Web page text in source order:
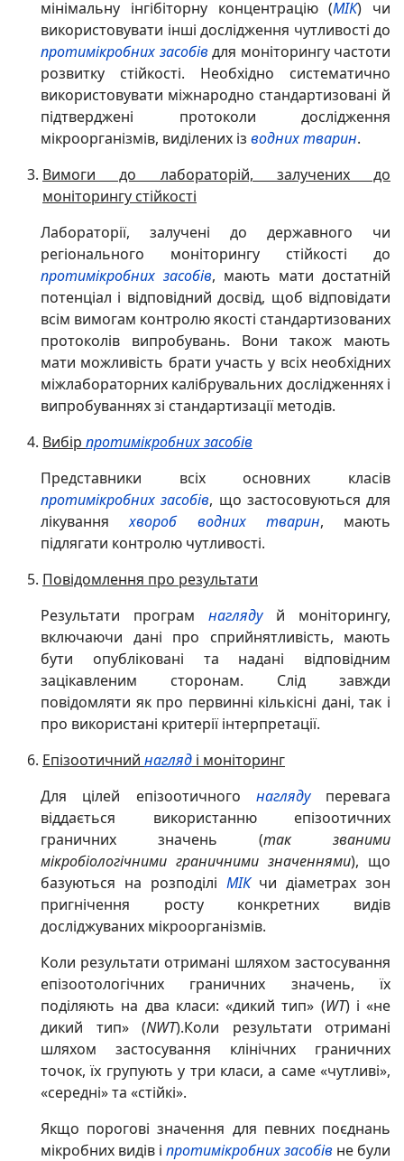
мінімальну інгібіторну концентрацію (МІК) чи
використовувати інші дослідження чутливості до
протимікробних засобівдля моніторингу частоти
розвитку стійкості. Необхідно систематично
використовувати міжнародно стандартизовані й
підтверджені протоколи дослідження
мікроорганізмів, виділених із водних тварин.
Вимоги до лабораторій, залучених до
моніторингу стійкості
Лабораторії, залучені до державного чи
регіонального моніторингу стійкості до
протимікробних засобів, мають мати достатній
потенціал і відповідний досвід, щоб відповідати
всім вимогам контролю якості стандартизованих
протоколів випробувань. Вони також мають
мати можливість брати участь у всіх необхідних
міжлабораторних калібрувальних дослідженнях і
випробуваннях зі стандартизації методів.
Вибір протимікробних засобів
Представники всіх основних класів
протимікробних засобів, що застосовуються для
лікуванняхвороб водних тварин, мають
підлягати контролю чутливості.
Повідомлення про результати
Результати програм наглядуй моніторингу,
включаючи дані про сприйнятливість, мають
бути опубліковані та надані відповідним
зацікавленим сторонам. Слід завжди
повідомляти як про первинні кількісні дані, так і
про використані критерії інтерпретації.
Епізоотичний нагляд і моніторинг
Для цілей епізоотичного наглядуперевага
віддається використанню епізоотичних
граничних значень (так званими
мікробіологічними граничними значеннями), що
базуються на розподілі МІКчи діаметрах зон
пригнічення росту конкретних видів
досліджуваних мікроорганізмів.
Коли результати отримані шляхом застосування
епізоотологічних граничних значень, їх
поділяють на два класи: «дикий тип» (WT) і «не
дикий тип» (NWT).Коли результати отримані
шляхом застосування клінічних граничних
точок, їх групують у три класи, а саме «чутливі»,
«середні» та «стійкі».
Якщо порогові значення для певних поєднань
мікробних видів і протимікробних засобів не були